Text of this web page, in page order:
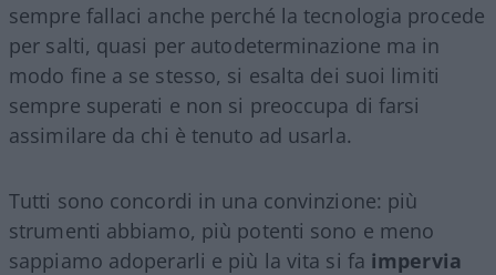
sempre fallaci anche perché la tecnologia procede
per salti, quasi per autodeterminazione ma in
modo fine a se stesso, si esalta dei suoi limiti
sempre superati e non si preoccupa di farsi
assimilare da chi è tenuto ad usarla.
Tutti sono concordi in una convinzione: più
strumenti abbiamo, più potenti sono e meno
sappiamo adoperarli e più la vita si fa impervia